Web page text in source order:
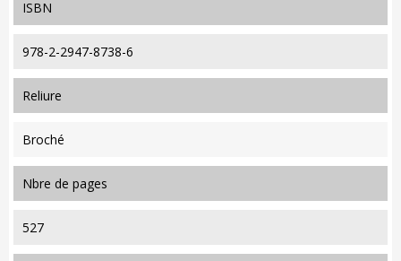
ISBN
978-2-2947-8738-6
reliure
Broché
nbre de pages
527